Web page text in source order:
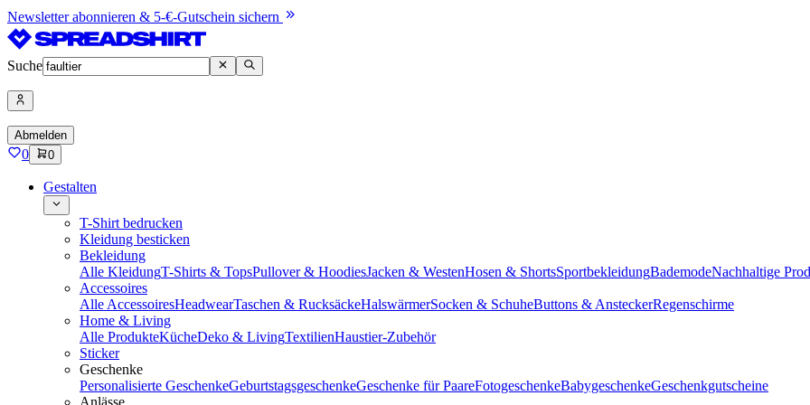
Newsletter abonnieren & 5-€-Gutschein sichern
Suche
Abmelden
0 0
Gestalten
T-Shirt bedrucken
Kleidung besticken
Bekleidung
Alle KleidungT-Shirts & TopsPullover & HoodiesJacken & WestenHosen & ShortsSportbekleidungBademodeNachhaltige
Accessoires
Alle AccessoiresHeadwearTaschen & RucksäckeHalswärmerSocken & SchuheButtons & AnsteckerRegenschirme
Home & Living
Alle ProdukteKücheDeko & LivingTextilienHaustier-Zubehör
Sticker
Geschenke
Personalisierte GeschenkeGeburtstagsgeschenkeGeschenke für PaareFotogeschenkeBabygeschenkeGeschenkgutscheine